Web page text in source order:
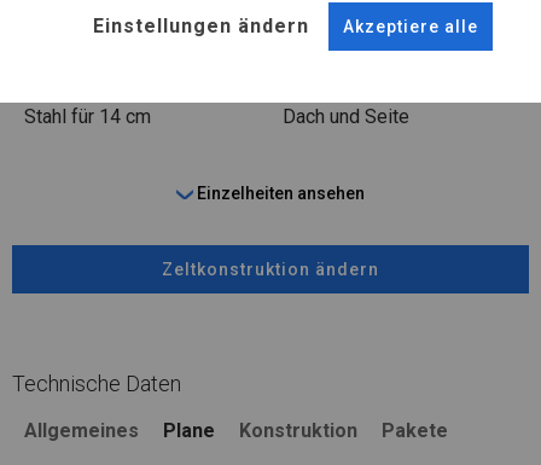
Stahl ca.fi 50 mm Stahl ca.fi 54 mm
Stahl für 14 cm Dach und Seite
Einzelheiten ansehen
Zeltkonstruktion ändern
Technische Daten
Allgemeines Plane Konstruktion Pakete
Einstellungen ändern Akzeptiere alle